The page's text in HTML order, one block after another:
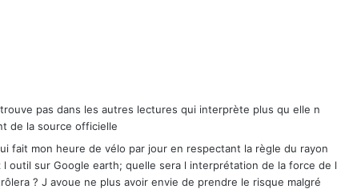
pas dans les autres lec­tures qui inter­prète plus qu elle n
de la source offi­cielle
fait mon heure de vélo par jour en respec­tant la règle du ray­on
out­il sur Google earth; quelle sera l inter­pré­ta­tion de la force de l
? J avoue ne plus avoir envie de pren­dre le risque mal­gré